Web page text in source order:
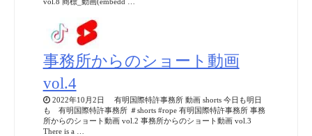
事務所からのショート動画
vol.4
2022年10月2日 有明国際特許事務所 動画 shorts 今日も明日
も 有明国際特許事務所 ＃shorts #rope 有明国際特許事務所 事務
所からのショート動画 vol.2 事務所からのショート動画 vol.3
There is a …